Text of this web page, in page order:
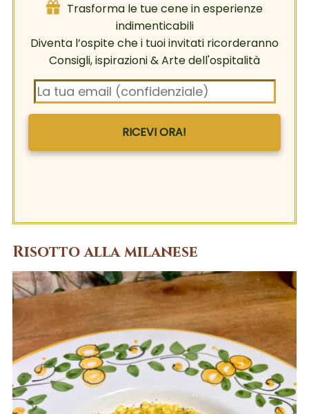
Trasforma le tue cene in esperienze
indimenticabili
Diventa l’ospite che i tuoi invitati ricorderanno
Consigli, ispirazioni & Arte dell'ospitalità
RICEVI ORA!
Risotto alla milanese